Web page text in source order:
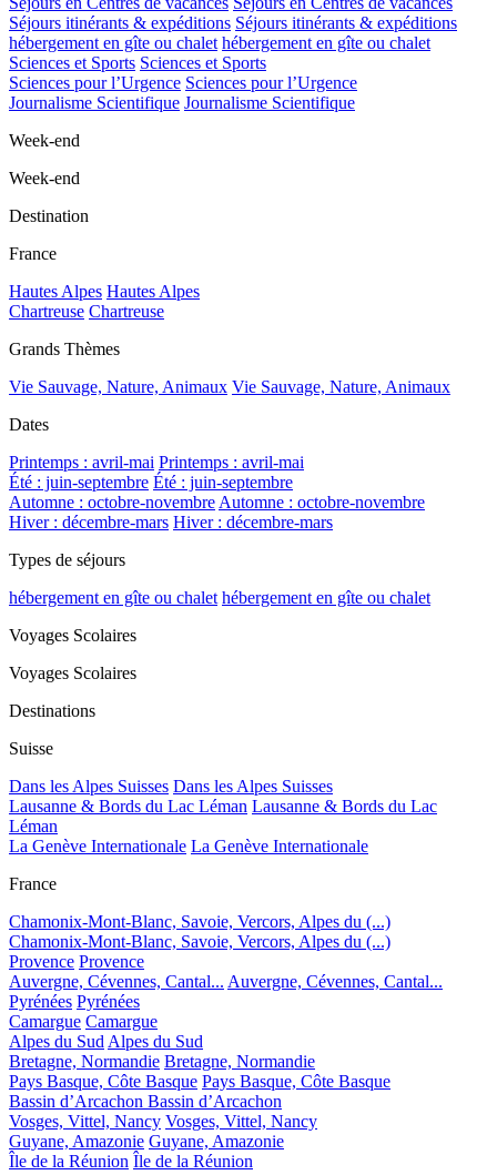
Séjours itinérants & expéditions Séjours itinérants & expéditions
hébergement en gîte ou chalet hébergement en gîte ou chalet
Sciences et Sports Sciences et Sports
Sciences pour l’Urgence Sciences pour l’Urgence
Journalisme Scientifique Journalisme Scientifique
Week-end
Week-end
Destination
France
Hautes Alpes Hautes Alpes
Chartreuse Chartreuse
Grands Thèmes
Vie Sauvage, Nature, Animaux Vie Sauvage, Nature, Animaux
Dates
Printemps : avril-mai Printemps : avril-mai
Été : juin-septembre Été : juin-septembre
Automne : octobre-novembre Automne : octobre-novembre
Hiver : décembre-mars Hiver : décembre-mars
Types de séjours
hébergement en gîte ou chalet hébergement en gîte ou chalet
Voyages Scolaires
Voyages Scolaires
Destinations
Suisse
Dans les Alpes Suisses Dans les Alpes Suisses
Lausanne & Bords du Lac Léman Lausanne & Bords du Lac
Léman
La Genève Internationale La Genève Internationale
France
Chamonix-Mont-Blanc, Savoie, Vercors, Alpes du (...)
Chamonix-Mont-Blanc, Savoie, Vercors, Alpes du (...)
Provence Provence
Auvergne, Cévennes, Cantal... Auvergne, Cévennes, Cantal...
Pyrénées Pyrénées
Camargue Camargue
Alpes du Sud Alpes du Sud
Bretagne, Normandie Bretagne, Normandie
Pays Basque, Côte Basque Pays Basque, Côte Basque
Bassin d’Arcachon Bassin d’Arcachon
Vosges, Vittel, Nancy Vosges, Vittel, Nancy
Guyane, Amazonie Guyane, Amazonie
Île de la Réunion Île de la Réunion